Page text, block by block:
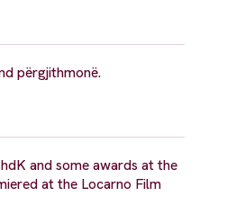
përgjithmonë.
and some awards at the
at the Locarno Film